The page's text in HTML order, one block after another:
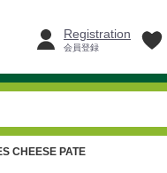
Registration
会員登録
CHEESE PATE